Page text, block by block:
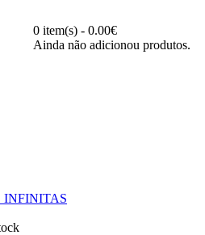
0 item(s) - 0.00€
Ainda não adicionou produtos.
INFINITAS